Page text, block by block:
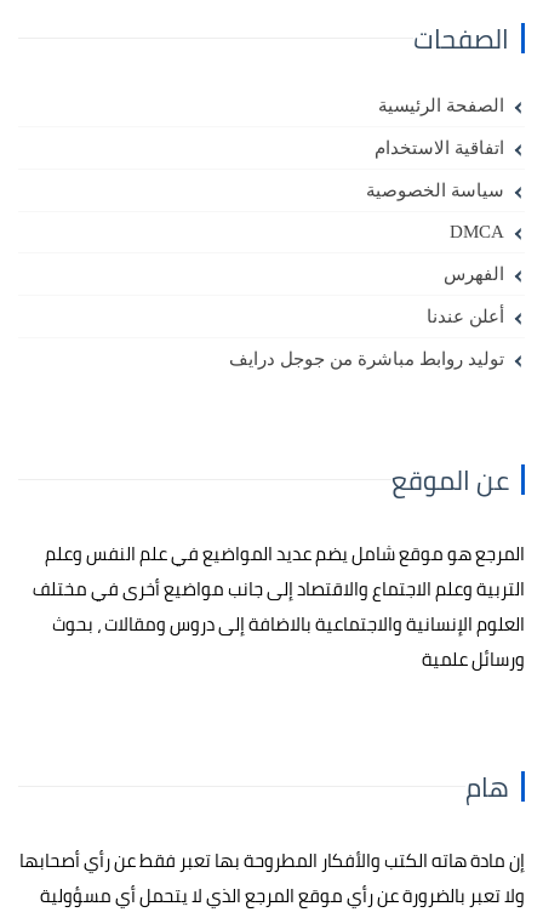
الصفحات
الصفحة الرئيسية
اتفاقية الاستخدام
سياسة الخصوصية
DMCA
الفهرس
أعلن عندنا
توليد روابط مباشرة من جوجل درايف
عن الموقع
المرجع هو موقع شامل يضم عديد المواضيع في علم النفس وعلم
التربية وعلم الاجتماع والاقتصاد إلى جانب مواضيع أخرى في مختلف
العلوم الإنسانية والاجتماعية بالاضافة إلى دروس ومقالات ، بحوث
ورسائل علمية
هام
إن مادة هاته الكتب والأفكار المطروحة بها تعبر فقط عن رأي أصحابها
ولا تعبر بالضرورة عن رأي موقع المرجع الذي لا يتحمل أي مسؤولية